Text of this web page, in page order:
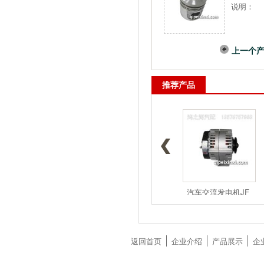
说明：
上一个
推荐产品
汽车交流发电机JF
返回首页 企业介绍 产品展示 企